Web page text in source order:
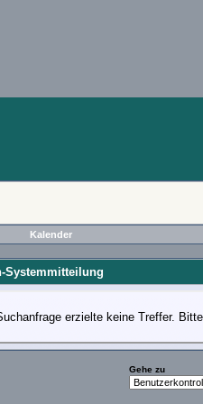
Kalender
Systemmitteilung
erzielte keine Treffer.
Gehe zu